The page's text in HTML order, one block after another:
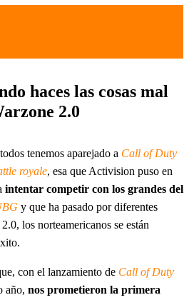
haces las cosas mal
2.0
tenemos aparejado a Call of Duty
royale, esa que Activision puso en
intentar competir con los grandes del
y que ha pasado por diferentes
los norteamericanos se están
con el lanzamiento de Call of Duty
año, nos prometieron la primera